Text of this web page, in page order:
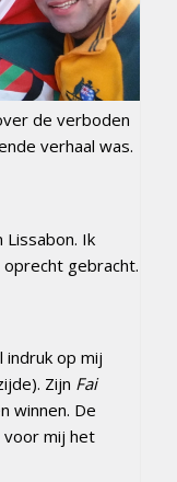
de verboden
verhaal was.
Ik
gebracht.
op mij
Zijn Fai
winnen. De
voor mij het